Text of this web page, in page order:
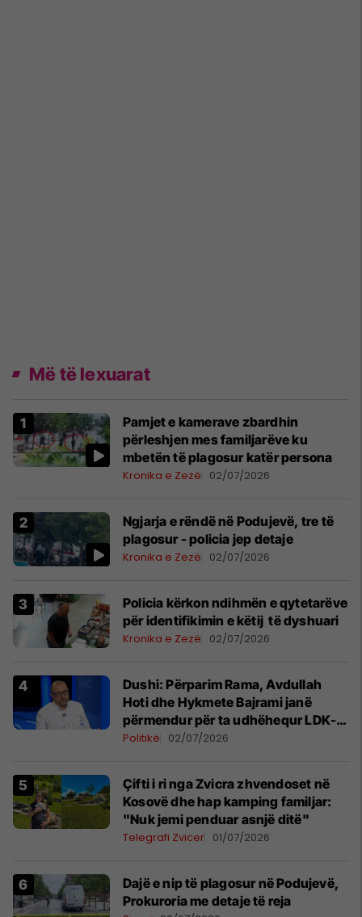
Më të lexuarat
Pamjet e kamerave zbardhin
përleshjen mes familjarëve ku
mbetën të plagosur katër persona
Kronika e Zezë 02/07/2026
Ngjarja e rëndë në Podujevë, tre të
plagosur - policia jep detaje
Kronika e Zezë 02/07/2026
Policia kërkon ndihmën e qytetarëve
për identifikimin e këtij të dyshuari
Kronika e Zezë 02/07/2026
Dushi: Përparim Rama, Avdullah
Hoti dhe Hykmete Bajrami janë
përmendur për ta udhëhequr LDK-
në
Politikë 02/07/2026
Çifti i ri nga Zvicra zhvendoset në
Kosovë dhe hap kamping familjar:
"Nuk jemi penduar asnjë ditë"
Telegrafi Zvicer 01/07/2026
Dajë e nip të plagosur në Podujevë,
Prokuroria me detaje të reja